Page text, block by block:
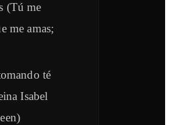
(Tú me
me amas;
té
Isabel